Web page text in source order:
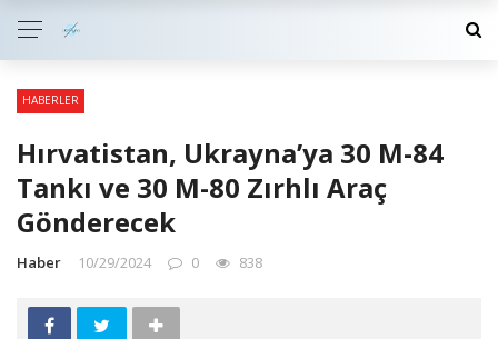
HABERLER
Hırvatistan, Ukrayna’ya 30 M-84
Tankı ve 30 M-80 Zırhlı Araç
Gönderecek
Haber 10/29/2024 0 838